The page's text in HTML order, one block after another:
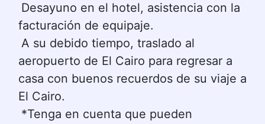
Desayuno en el hotel, asistencia con la
facturación de equipaje.
A su debido tiempo, traslado al
aeropuerto de El Cairo para regresar a
casa con buenos recuerdos de su viaje a
El Cairo.
*Tenga en cuenta que pueden